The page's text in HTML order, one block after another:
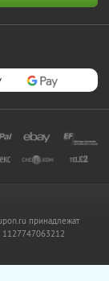
принадлежат